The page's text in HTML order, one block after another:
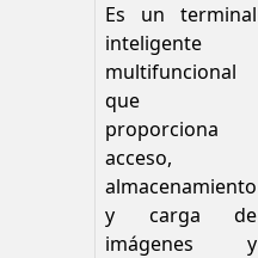
Es un terminal
inteligente
multifuncional
que
proporciona
acceso,
almacenamiento
y carga de
imágenes y